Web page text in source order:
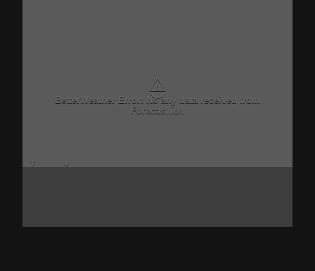
⚠
BetterWeather Error: No any data received from
Forecast.io!.